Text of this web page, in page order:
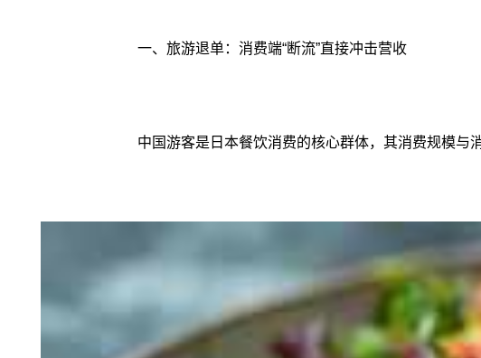
一、旅游退单：消费端“断流”直接冲击营收
中国游客是日本餐饮消费的核心群体，其消费规模